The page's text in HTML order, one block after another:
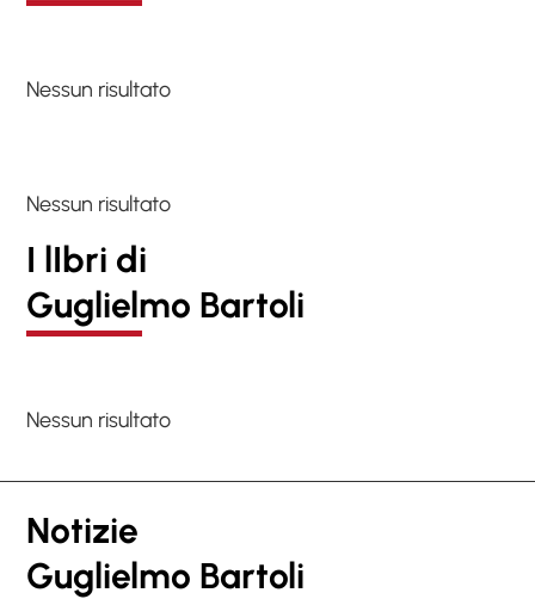
Nessun risultato
Nessun risultato
I lIbri di
Guglielmo Bartoli
Nessun risultato
Notizie
Guglielmo Bartoli